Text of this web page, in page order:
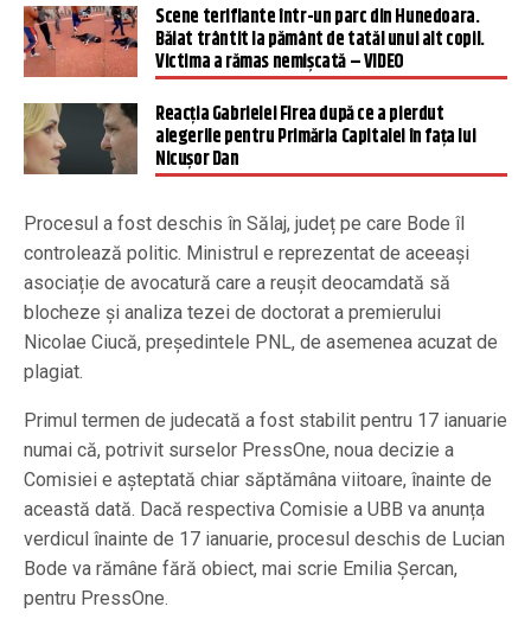
Scene terifiante într-un parc din Hunedoara.
Băiat trântit la pământ de tatăl unui alt copil.
Victima a rămas nemișcată – VIDEO
Reacția Gabrielei Firea după ce a pierdut
alegerile pentru Primăria Capitalei în fața lui
Nicușor Dan
Procesul a fost deschis în Sălaj, județ pe care Bode îl
controlează politic. Ministrul e reprezentat de aceeași
asociație de avocatură care a reușit deocamdată să
blocheze și analiza tezei de doctorat a premierului
Nicolae Ciucă, președintele PNL, de asemenea acuzat de
plagiat.
Primul termen de judecată a fost stabilit pentru 17 ianuarie
numai că, potrivit surselor PressOne, noua decizie a
Comisiei e așteptată chiar săptămâna viitoare, înainte de
această dată. Dacă respectiva Comisie a UBB va anunța
verdicul înainte de 17 ianuarie, procesul deschis de Lucian
Bode va rămâne fără obiect, mai scrie Emilia Șercan,
pentru PressOne.